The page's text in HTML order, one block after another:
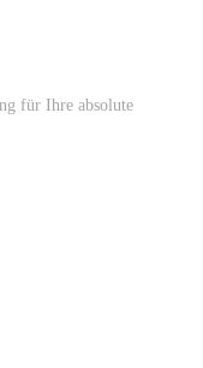
für Ihre absolute